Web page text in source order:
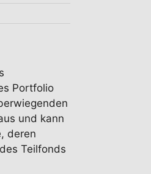
Portfolio
und kann
deren
Teilfonds